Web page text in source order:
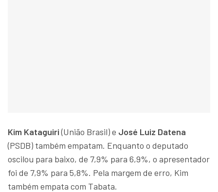
Kim Kataguiri(União Brasil) e José Luiz Datena
(PSDB) também empatam. Enquanto o deputado
oscilou para baixo, de 7,9% para 6,9%, o apresentador
foi de 7,9% para 5,8%. Pela margem de erro, Kim
também empata com Tabata.